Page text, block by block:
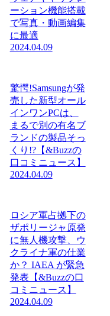
ーション機能搭載
で写真・動画編集
に最適
2024.04.09
驚愕!Samsungが発
売した新型オール
インワンPCは、
まるで別の有名ブ
ランドの製品そっ
くり!?【&Buzzの
口コミニュース】
2024.04.09
ロシア軍占拠下の
ザポリージャ原発
に無人機攻撃、ウ
クライナ軍の仕業
か？ IAEA が緊急
発表【&Buzzの口
コミニュース】
2024.04.09